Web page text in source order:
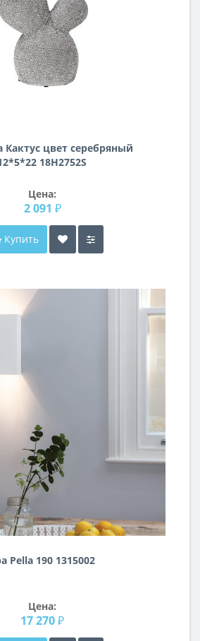
Кактус цвет серебряный
18H2752S
Цена:
2 091 ₽
Купить
Pella 190 1315002
Цена:
17 270 ₽